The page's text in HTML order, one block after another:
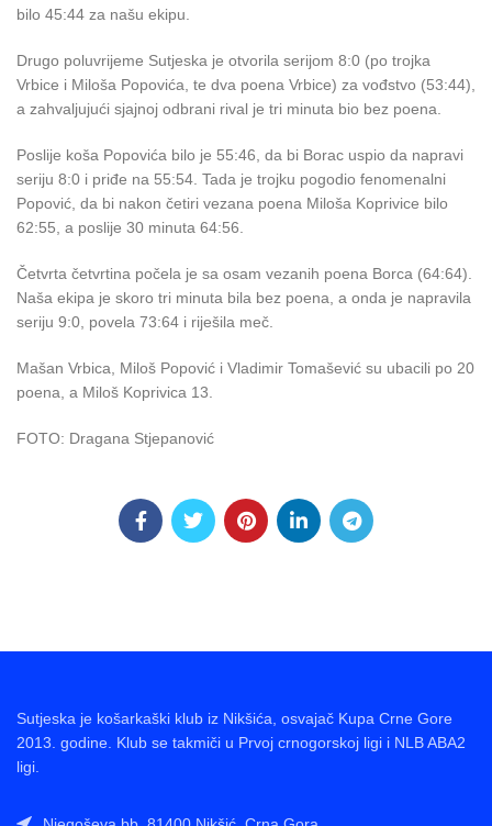
bilo 45:44 za našu ekipu.
Drugo poluvrijeme Sutjeska je otvorila serijom 8:0 (po trojka
Vrbice i Miloša Popovića, te dva poena Vrbice) za vođstvo (53:44),
a zahvaljujući sjajnoj odbrani rival je tri minuta bio bez poena.
Poslije koša Popovića bilo je 55:46, da bi Borac uspio da napravi
seriju 8:0 i priđe na 55:54. Tada je trojku pogodio fenomenalni
Popović, da bi nakon četiri vezana poena Miloša Koprivice bilo
62:55, a poslije 30 minuta 64:56.
Četvrta četvrtina počela je sa osam vezanih poena Borca (64:64).
Naša ekipa je skoro tri minuta bila bez poena, a onda je napravila
seriju 9:0, povela 73:64 i riješila meč.
Mašan Vrbica, Miloš Popović i Vladimir Tomašević su ubacili po 20
poena, a Miloš Koprivica 13.
FOTO: Dragana Stjepanović
Sutjeska je košarkaški klub iz Nikšića, osvajač Kupa Crne Gore
2013. godine. Klub se takmiči u Prvoj crnogorskoj ligi i NLB ABA2
ligi.